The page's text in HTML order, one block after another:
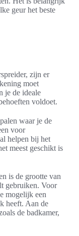
geur het beste
zijn er
moet
je de ideale
voldoet.
waar je de
voor
helpen bij het
meest geschikt is
is de grootte van
gebruiken. Voor
mogelijk een
heeft. Aan de
de badkamer,